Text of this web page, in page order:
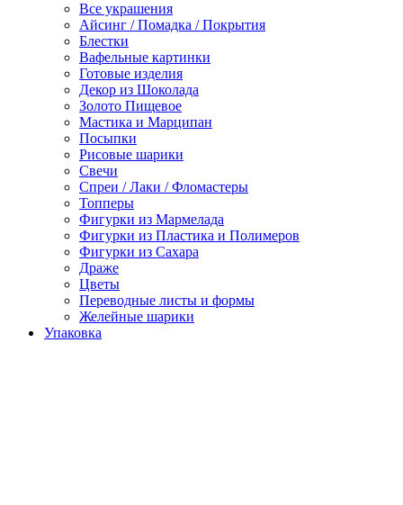
Все украшения
Айсинг / Помадка / Покрытия
Блестки
Вафельные картинки
Готовые изделия
Декор из Шоколада
Золото Пищевое
Мастика и Марципан
Посыпки
Рисовые шарики
Свечи
Спреи / Лаки / Фломастеры
Топперы
Фигурки из Мармелада
Фигурки из Пластика и Полимеров
Фигурки из Сахара
Драже
Цветы
Переводные листы и формы
Желейные шарики
Упаковка